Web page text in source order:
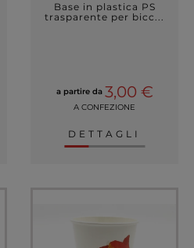
Base in plastica PS
trasparente per bicc...
a partire da 3,00 €
A CONFEZIONE
DETTAGLI